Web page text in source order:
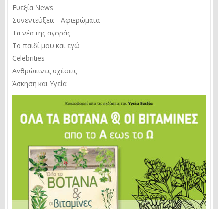
Ευεξία News
Συνεντεύξεις - Αφιερώματα
Τα νέα της αγοράς
Το παιδί μου και εγώ
Celebrities
Ανθρώπινες σχέσεις
Άσκηση και Υγεία